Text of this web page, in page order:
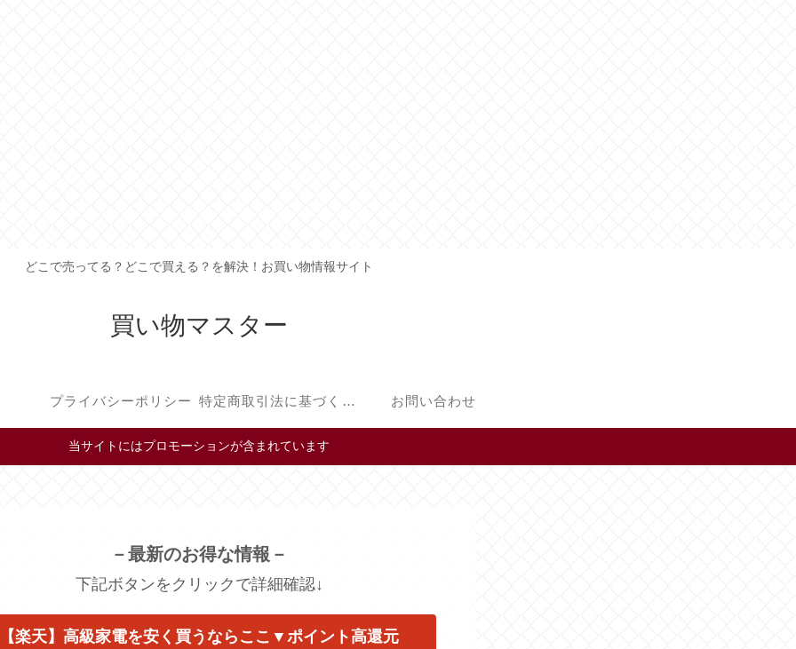
どこで売ってる？どこで買える？を解決！お買い物情報サイト
買い物マスター
プライバシーポリシー 特定商取引法に基づく表記 お問い合わせ
当サイトにはプロモーションが含まれています
－最新のお得な情報－
下記ボタンをクリックで詳細確認↓
【楽天】高級家電を安く買うならここ▼ポイント高還元